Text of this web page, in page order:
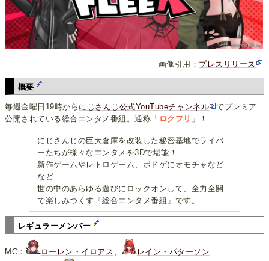
画像引用： プレスリリース
概要
毎週金曜日19時から にじさんじ公式YouTubeチャンネル
でプレミア
公開されている総合エンタメ番組。通称「 ロクフリ 」！
にじさんじの巨大倉庫を改装した秘密基地でライバ
ーたちが様々なエンタメを3Dで堪能！
新作ゲームやレトロゲーム、ボドゲにオモチャなど
など...
世の中のあらゆる遊びにロックオンして、全力全開
で楽しみつくす「総合エンタメ番組」です。
レギュラーメンバー
MC： ローレン・イロアス レイン・パターソン